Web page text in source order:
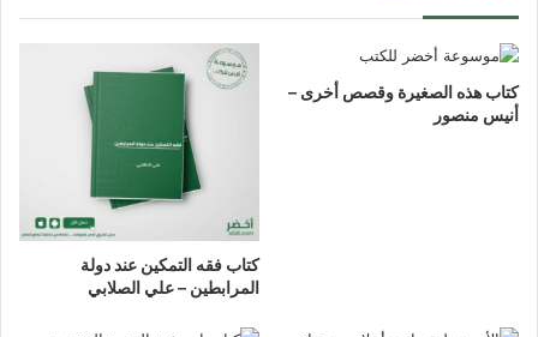
كتاب هذه الصغيرة وقصص أخرى –
أنيس منصور
كتاب فقه التمكين عند دولة
المرابطين – علي الصلابي